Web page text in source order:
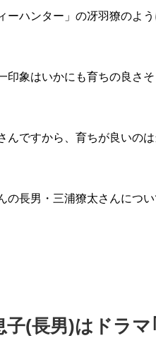
ーハンター」の冴羽獠のよ
印象はいかにも育ちの良さ
んですから、育ちが良いの
の長男・三浦獠太さんにつ
子(長男)はドラ